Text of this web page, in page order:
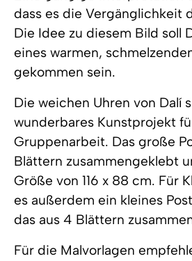
dass es die Vergänglichkeit
Die Idee zu diesem Bild soll
eines warmen,
gekommen sein.
Die weichen Uhren von Dalí
wunderbares Kunstprojekt
Gruppenarbeit. Das große
Blättern zusammengeklebt
Größe von 116 x 88 cm. Für
es außerdem ein kleines
das aus 4 Blättern
Für die Malvorlagen